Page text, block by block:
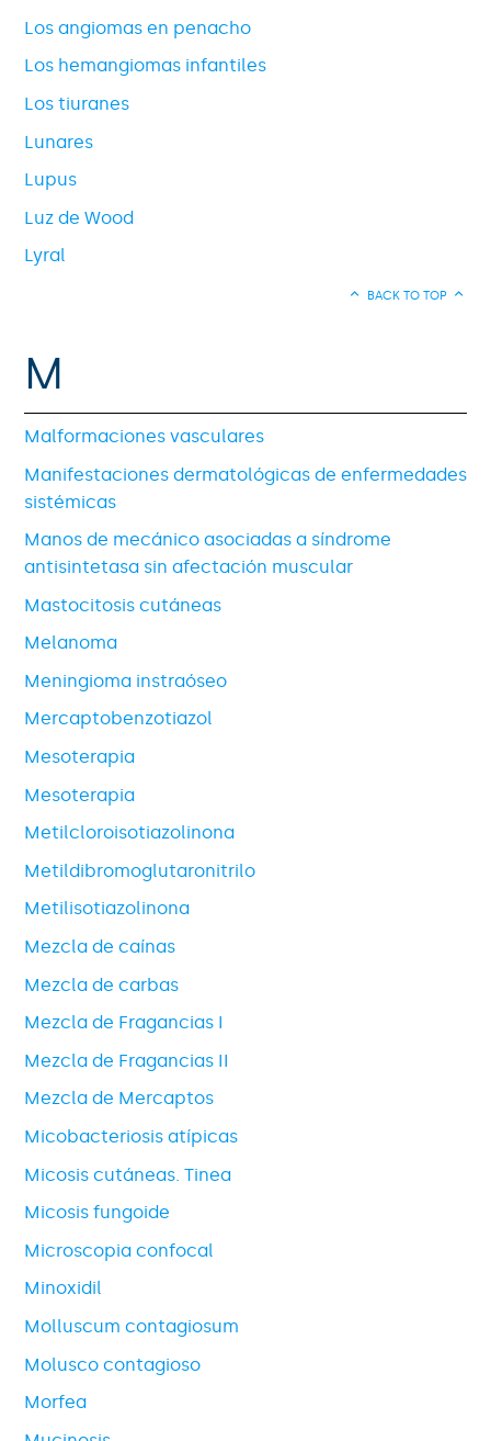
Los angiomas en penacho
Los hemangiomas infantiles
Los tiuranes
Lunares
Lupus
Luz de Wood
Lyral
BACK TO TOP
M
Malformaciones vasculares
Manifestaciones dermatológicas de enfermedades
sistémicas
Manos de mecánico asociadas a síndrome
antisintetasa sin afectación muscular
Mastocitosis cutáneas
Melanoma
Meningioma instraóseo
Mercaptobenzotiazol
Mesoterapia
Mesoterapia
Metilcloroisotiazolinona
Metildibromoglutaronitrilo
Metilisotiazolinona
Mezcla de caínas
Mezcla de carbas
Mezcla de Fragancias I
Mezcla de Fragancias II
Mezcla de Mercaptos
Micobacteriosis atípicas
Micosis cutáneas. Tinea
Micosis fungoide
Microscopia confocal
Minoxidil
Molluscum contagiosum
Molusco contagioso
Morfea